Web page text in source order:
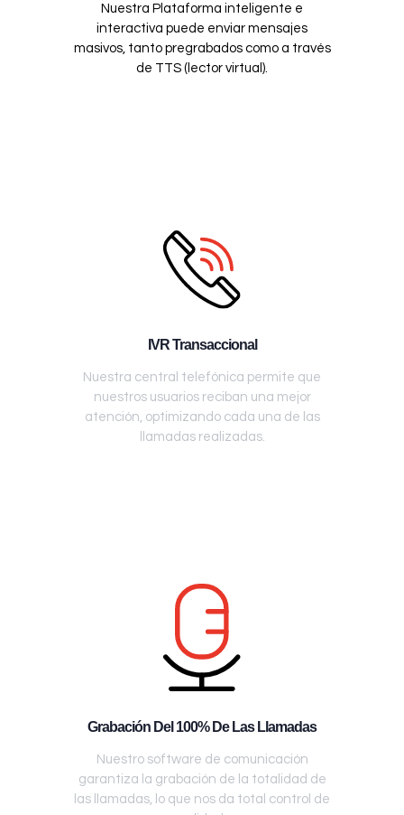
Nuestra Plataforma inteligente e
interactiva puede enviar mensajes
masivos, tanto pregrabados como a través
de TTS (lector virtual).
IVR Transaccional
Nuestra central telefónica permite que
nuestros usuarios reciban una mejor
atención, optimizando cada una de las
llamadas realizadas.
Grabación Del 100% De Las Llamadas
Nuestro software de comunicación
garantiza la grabación de la totalidad de
las llamadas, lo que nos da total control de